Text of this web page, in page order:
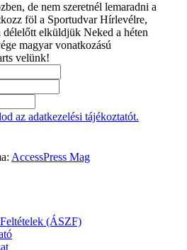
de nem szeretnél lemaradni a
föl a Sportudvar Hírlevélre,
elküldjük Neked a héten
magyar vonatkozású
velünk!
az adatkezelési tájékoztatót.
AccessPress Mag
(ÁSZF)